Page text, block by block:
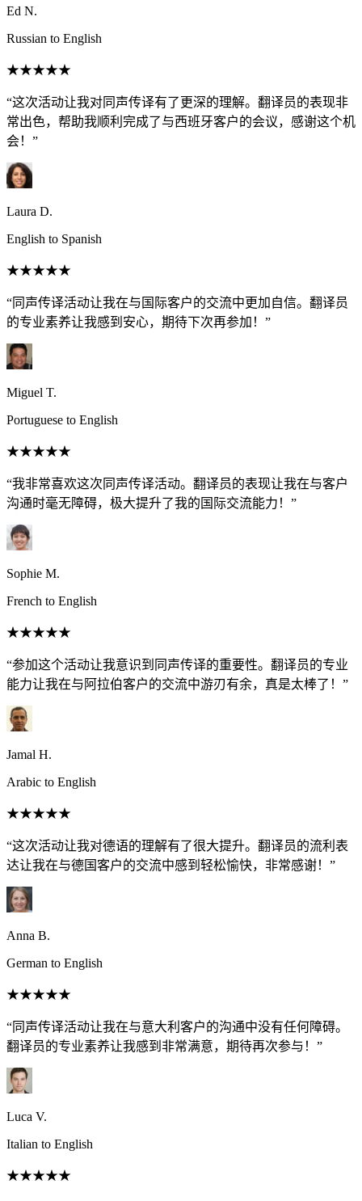
Ed N.
Russian to English
★★★★★
“这次活动让我对同声传译有了更深的理解。翻译员的表现非
常出色，帮助我顺利完成了与西班牙客户的会议，感谢这个机
会！”
Laura D.
English to Spanish
★★★★★
“同声传译活动让我在与国际客户的交流中更加自信。翻译员
的专业素养让我感到安心，期待下次再参加！”
Miguel T.
Portuguese to English
★★★★★
“我非常喜欢这次同声传译活动。翻译员的表现让我在与客户
沟通时毫无障碍，极大提升了我的国际交流能力！”
Sophie M.
French to English
★★★★★
“参加这个活动让我意识到同声传译的重要性。翻译员的专业
能力让我在与阿拉伯客户的交流中游刃有余，真是太棒了！”
Jamal H.
Arabic to English
★★★★★
“这次活动让我对德语的理解有了很大提升。翻译员的流利表
达让我在与德国客户的交流中感到轻松愉快，非常感谢！”
Anna B.
German to English
★★★★★
“同声传译活动让我在与意大利客户的沟通中没有任何障碍。
翻译员的专业素养让我感到非常满意，期待再次参与！”
Luca V.
Italian to English
★★★★★